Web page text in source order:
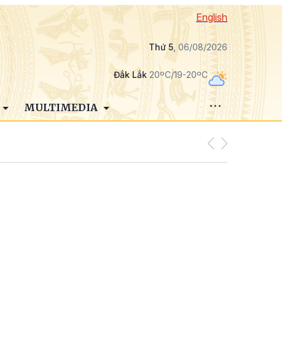
English
Thứ 5, 06/08/2026
Đắk Lắk20ºC/19-20ºC
MULTIMEDIA